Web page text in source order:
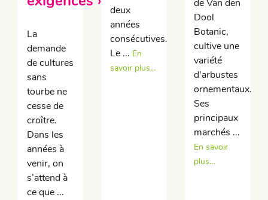
La
demande
de cultures
sans
tourbe ne
cesse de
croître.
Dans les
années à
venir, on
s’attend à
ce que ...
deux
années
consécutives.
Le ... En
savoir plus…
de Van den
Dool
Botanic,
cultive une
variété
d'arbustes
ornementaux.
Ses
principaux
marchés ...
En savoir
plus…